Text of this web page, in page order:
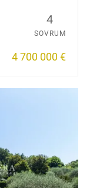
4
SOVRUM
4 700 000 €